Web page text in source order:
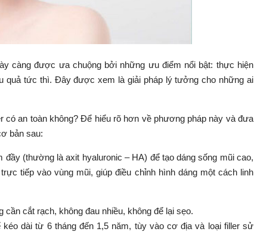
càng được ưa chuộng bởi những ưu điểm nổi bật: thực hiện
quả tức thì. Đây được xem là giải pháp lý tưởng cho những ai
có an toàn không? Để hiểu rõ hơn về phương pháp này và đưa
bản sau:
(thường là axit hyaluronic – HA) để tạo dáng sống mũi cao,
tiếp vào vùng mũi, giúp điều chỉnh hình dáng một cách linh
cần cắt rạch, không đau nhiều, không để lại sẹo.
dài từ 6 tháng đến 1,5 năm, tùy vào cơ địa và loại filler sử